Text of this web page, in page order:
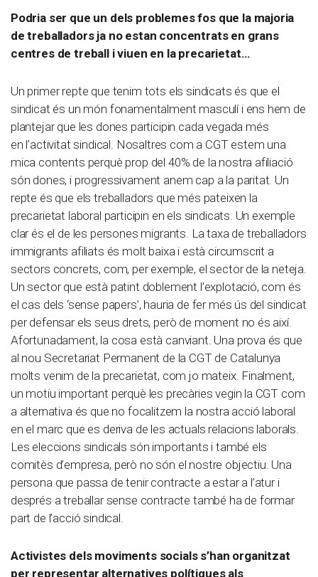
Podria ser que un dels problemes fos que la majoria
de treballadors ja no estan concentrats en grans
centres de treball i viuen en la precarietat…
Un primer repte que tenim tots els sindicats és que el
sindicat és un món fonamentalment masculí i ens hem de
plantejar que les dones participin cada vegada més
en l’activitat sindical. Nosaltres com a CGT estem una
mica contents perquè prop del 40% de la nostra afiliació
són dones, i progressivament anem cap a la paritat. Un
repte és que els treballadors que més pateixen la
precarietat laboral participin en els sindicats. Un exemple
clar és el de les persones migrants. La taxa de treballadors
immigrants afiliats és molt baixa i està circumscrit a
sectors concrets, com, per exemple, el sector de la neteja.
Un sector que està patint doblement l’explotació, com és
el cas dels ‘sense papers’, hauria de fer més ús del sindicat
per defensar els seus drets, però de moment no és així.
Afortunadament, la cosa està canviant. Una prova és que
al nou Secretariat Permanent de la CGT de Catalunya
molts venim de la precarietat, com jo mateix. Finalment,
un motiu important perquè les precàries vegin la CGT com
a alternativa és que no focalitzem la nostra acció laboral
en el marc que es deriva de les actuals relacions laborals.
Les eleccions sindicals són importants i també els
comitès d’empresa, però no són el nostre objectiu. Una
persona que passa de tenir contracte a estar a l’atur i
després a treballar sense contracte també ha de formar
part de l’acció sindical.
Activistes dels moviments socials s’han organitzat
per representar alternatives polítiques als